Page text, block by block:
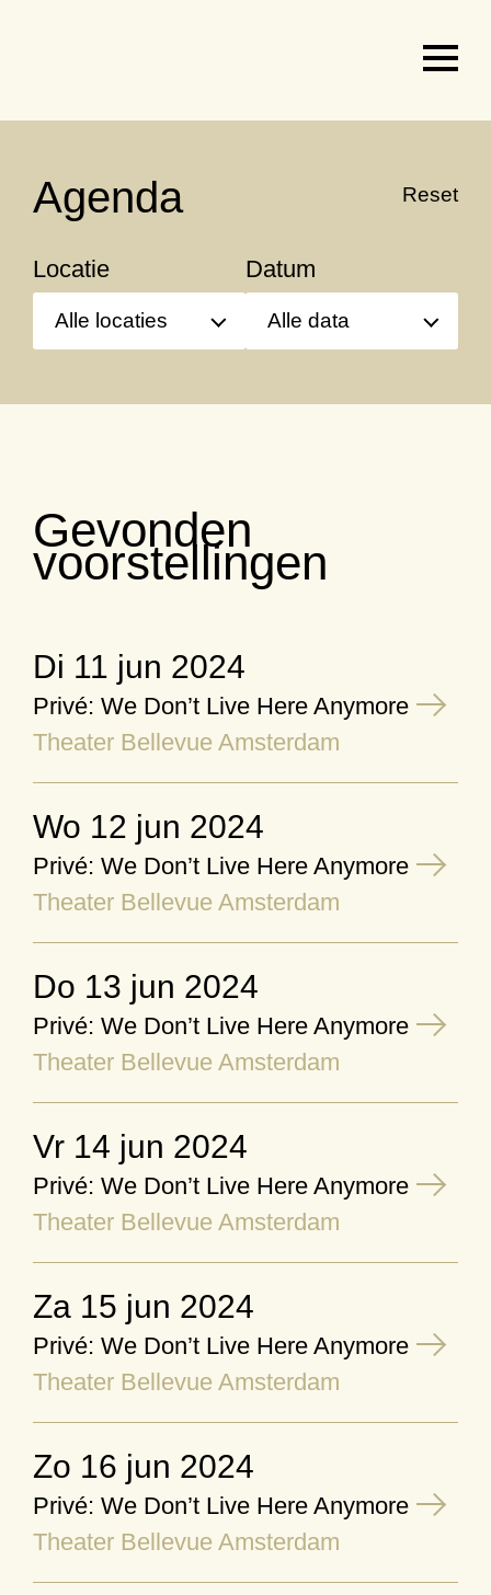
Agenda
Agenda Reset
Locatie Datum
Gevonden
voorstellingen
di 11 jun 2024
Privé: We Don’t Live Here Anymore
Theater Bellevue Amsterdam
wo 12 jun 2024
Privé: We Don’t Live Here Anymore
Theater Bellevue Amsterdam
do 13 jun 2024
Privé: We Don’t Live Here Anymore
Theater Bellevue Amsterdam
vr 14 jun 2024
Privé: We Don’t Live Here Anymore
Theater Bellevue Amsterdam
za 15 jun 2024
Privé: We Don’t Live Here Anymore
Theater Bellevue Amsterdam
zo 16 jun 2024
Privé: We Don’t Live Here Anymore
Theater Bellevue Amsterdam